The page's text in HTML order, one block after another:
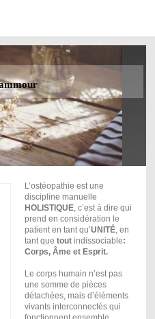
L’ostéopathie est une
discipline manuelle
HOLISTIQUE, c’estàdire qui
prend en considération le
patient en tant qu’UNITÉ, en
tant que toutindissociable:
Corps, Âme et Esprit.
Le corps humain n’est pas
une somme de pièces
détachées, mais d’éléments
vivants interconnectés qui